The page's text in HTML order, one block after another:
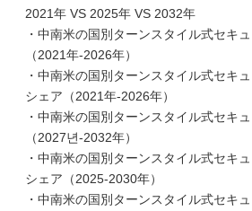
2021年 VS 2025年 VS 2032年
・中南米の国別ターンスタイル式セキ
（2021年-2026年）
・中南米の国別ターンスタイル式セキ
シェア（2021年-2026年）
・中南米の国別ターンスタイル式セキ
（2027년-2032年）
・中南米の国別ターンスタイル式セキ
シェア（2025-2030年）
・中南米の国別ターンスタイル式セキ